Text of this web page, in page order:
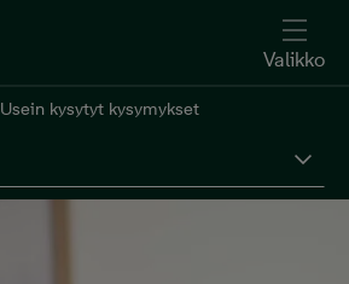
Valikko
Usein kysytyt kysymykset